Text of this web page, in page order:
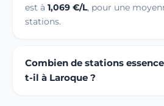
est à 1,069 €/L, pour une
stations.
Combien de stations
t-il à Laroque ?